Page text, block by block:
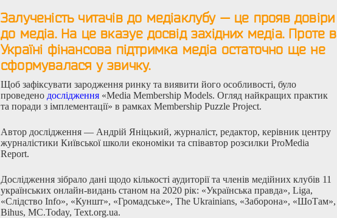
Залученість читачів до медіаклубу — це прояв довіри
до медіа. На це вказує досвід західних медіа. Проте в
Україні фінансова підтримка медіа остаточно ще не
сформувалася у звичку.
Щоб зафіксувати зародження ринку та виявити його особливості, було
проведено дослідження «Media Membership Models. Огляд найкращих практик
та поради з імплементації» в рамках Membership Puzzle Project.
Автор дослідження — Андрій Яніцький, журналіст, редактор, керівник центру
журналістики Київської школи економіки та співавтор розсилки ProMedia
Report.
Дослідження зібрало дані щодо кількості аудиторії та членів медійних клубів 11
українських онлайн-видань станом на 2020 рік: «Українська правда», Liga,
«Слідство Info», «Куншт», «Громадське», The Ukrainians, «Заборона», «ШоТам»,
Bihus, MC.Today, Text.org.ua.